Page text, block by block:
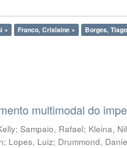
× Franco, Crislaine × Borges,
multimodal do
;Sampaio, Rafael; Kleina,
; Lopes, Luiz; Drummond,